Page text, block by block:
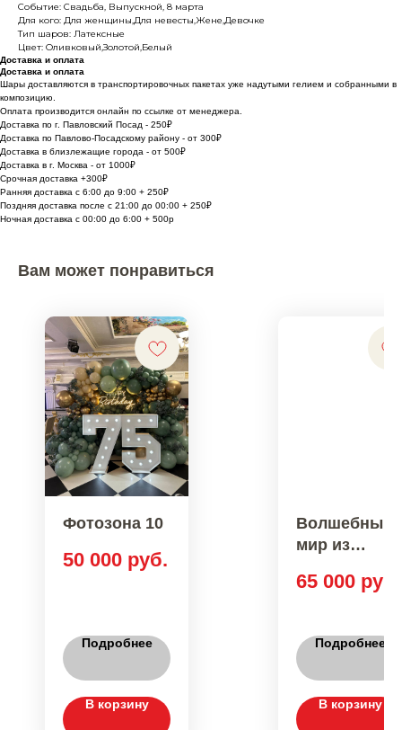
Событие: Свадьба, Выпускной, 8 марта
Для кого: Для женщины,Для невесты,Жене,Девочке
Тип шаров: Латексные
Цвет: Оливковый,Золотой,Белый
Доставка и оплата
Доставка и оплата
Шары доставляются в транспортировочных пакетах уже надутыми гелием и собранными в
композицию.
Оплата производится онлайн по ссылке от менеджера.
Доставка по г. Павловский Посад - 250₽
Доставка по Павлово-Посадскому району - от 300₽
Доставка в близлежащие города - от 500₽
Доставка в г. Москва - от 1000₽
Срочная доставка +300₽
Ранняя доставка с 6:00 до 9:00 + 250₽
Поздняя доставка после с 21:00 до 00:00 + 250₽
Ночная доставка с 00:00 до 6:00 + 500р
Вам может понравиться
Фотозона 10
50 000 руб.
Подробнее
В корзину
Волшебный
мир из
шаров
65 000 руб.
Подробнее
В корзину